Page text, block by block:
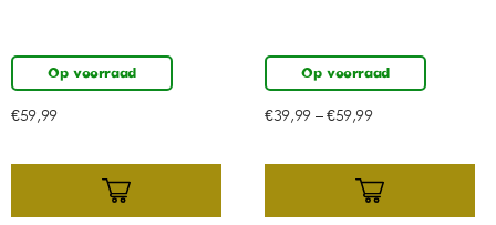
Op voorraad
€59,99
Op voorraad
€39,99–€59,99